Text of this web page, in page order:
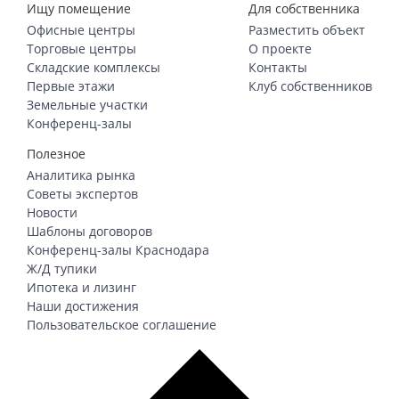
Ищу помещение
Офисные центры
Торговые центры
Складские комплексы
Первые этажи
Земельные участки
Конференц-залы
Для собственника
Разместить объект
О проекте
Контакты
Клуб собственников
Полезное
Аналитика рынка
Советы экспертов
Новости
Шаблоны договоров
Конференц-залы Краснодара
Ж/Д тупики
Ипотека и лизинг
Наши достижения
Пользовательское соглашение